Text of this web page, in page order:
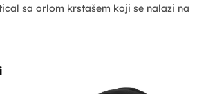
sa orlom krstašem koji se nalazi na